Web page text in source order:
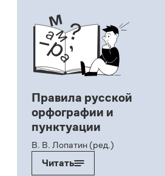
Правила русской
орфографии и
пунктуации
В. В. Лопатин (ред.)
Читать